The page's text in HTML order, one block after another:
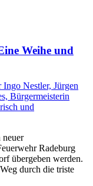
Weihe und
neuer
Radeburg
übergeben werden.
durch die triste